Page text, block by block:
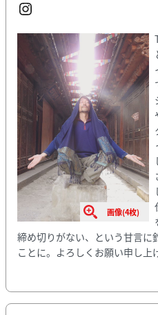
Instagram
画像(4枚)
締め切りがない、という甘言に
ことに。よろしくお願い申し上